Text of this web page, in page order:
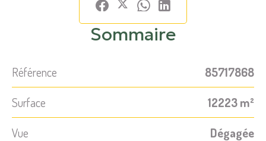
Sommaire
Référence
85717868
Surface
12223 m²
Vue
Dégagée